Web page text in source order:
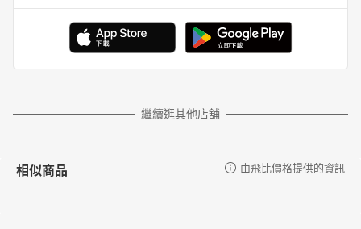
繼續逛其他店舖
相似商品 由飛比價格提供的資訊